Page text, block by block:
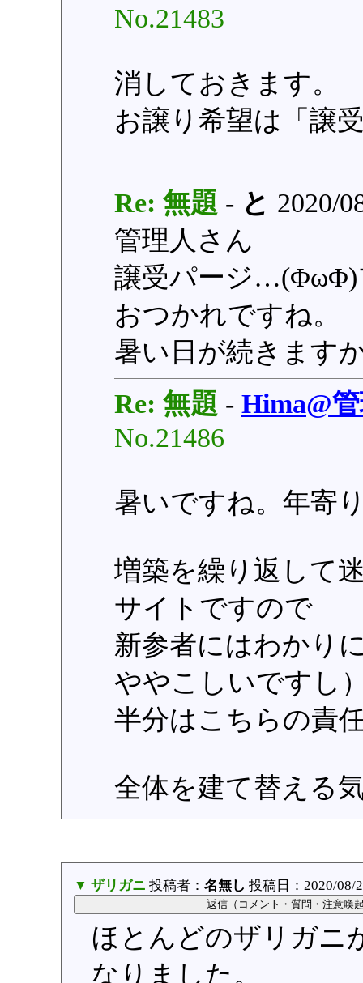
No.21483
消しておきます。
お譲り希望は「譲
Re: 無題 - と 2020/
管理人さん
譲受パージ
おつかれですね。
暑い日が続きます
Re: 無題 - Hima@
No.21486
暑いですね。年寄
増築を繰り返して
サイトですので
新参者にはわかり
ややこしいですし
半分はこちらの責
全体を建て替える
▼ ザリガニ 投稿者： 名無し 投稿日：2020/08/
ほとんどのザリガニ
なりました。